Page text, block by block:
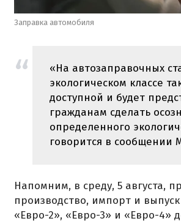
Заправка автомобиля
«На автозаправочных
экологическом классе
доступной и будет
гражданам сделать
определенного
говорится в сообщении
Напомним, в среду, 5 августа,
производство, импорт и
«Евро-2», «Евро-3» и «Евро-4»